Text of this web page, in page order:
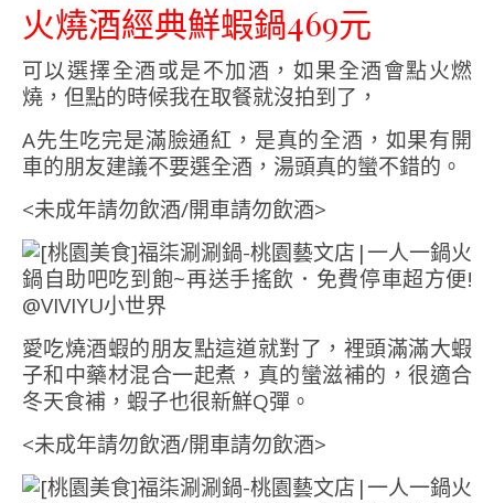
火燒酒經典鮮蝦鍋469元
可以選擇全酒或是不加酒，如果全酒會點火燃
燒，但點的時候我在取餐就沒拍到了，
A先生吃完是滿臉通紅，是真的全酒，如果有開
車的朋友建議不要選全酒，湯頭真的蠻不錯的。
<未成年請勿飲酒/開車請勿飲酒>
愛吃燒酒蝦的朋友點這道就對了，裡頭滿滿大蝦
子和中藥材混合一起煮，真的蠻滋補的，很適合
冬天食補，蝦子也很新鮮Q彈。
<未成年請勿飲酒/開車請勿飲酒>